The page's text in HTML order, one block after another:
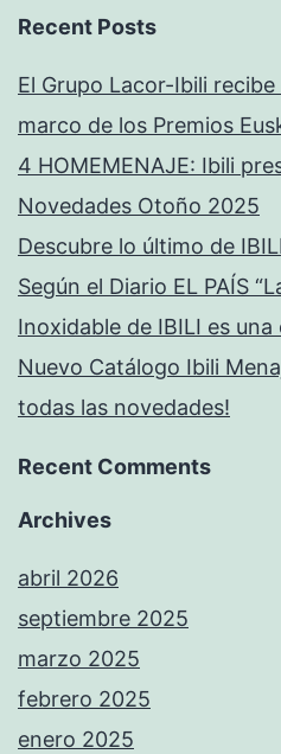
Recent Posts
El Grupo Lacor-Ibili
marco de los Premios
4 HOMEMENAJE: Ibili
Novedades Otoño 2025
Descubre lo último de
Según el Diario EL PAÍS
Inoxidable de IBILI es
Nuevo Catálogo Ibili
todas las novedades!
Recent Comments
Archives
abril 2026
septiembre 2025
marzo 2025
febrero 2025
enero 2025